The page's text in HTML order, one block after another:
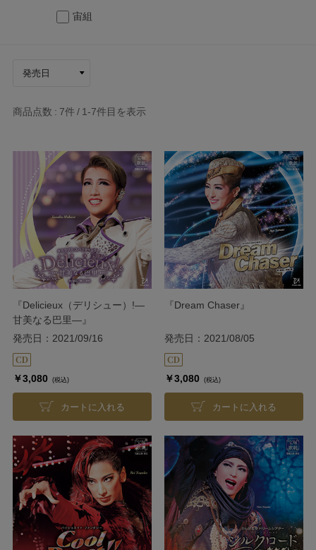
宙組
商品点数 7件 1-7件目を表示
『Delicieux（デリシュー）!―
甘美なる巴里―』
発売日：2021/09/16
￥3,080 (税込)
カートに入れる
『Dream Chaser』
発売日：2021/08/05
￥3,080 (税込)
カートに入れる